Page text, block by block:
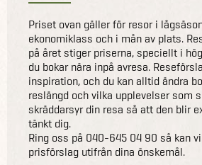
Priset ovan gäller för resor i
ekonomiklass och i mån av plats.
på året stiger priserna, speciellt i
du bokar nära inpå avresa.
inspiration, och du kan alltid ändra
reslängd och vilka upplevelser som
skräddarsyr din resa så att den blir
tänkt dig.
Ring oss på 040-645 04 90 så kan
prisförslag utifrån dina önskemål.